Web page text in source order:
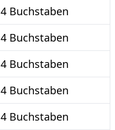
4 Buchstaben
4 Buchstaben
4 Buchstaben
4 Buchstaben
4 Buchstaben